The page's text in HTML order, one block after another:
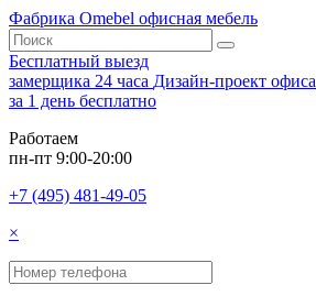
Фабрика Omebel офисная мебель
Бесплатный выезд
замерщика 24 часа Дизайн-проект офиса
за 1 день бесплатно
Работаем
пн-пт 9:00-20:00
+7 (495) 481-49-05
×